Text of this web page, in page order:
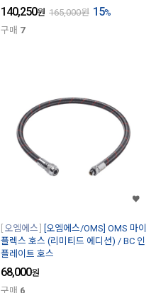
140,250원 165,000원 15%
구매 7
오엠에스
[오엠에스/OMS] OMS 마이
플렉스 호스 (리미티드 에디션) / BC 인
플레이트 호스
68,000원
구매 6